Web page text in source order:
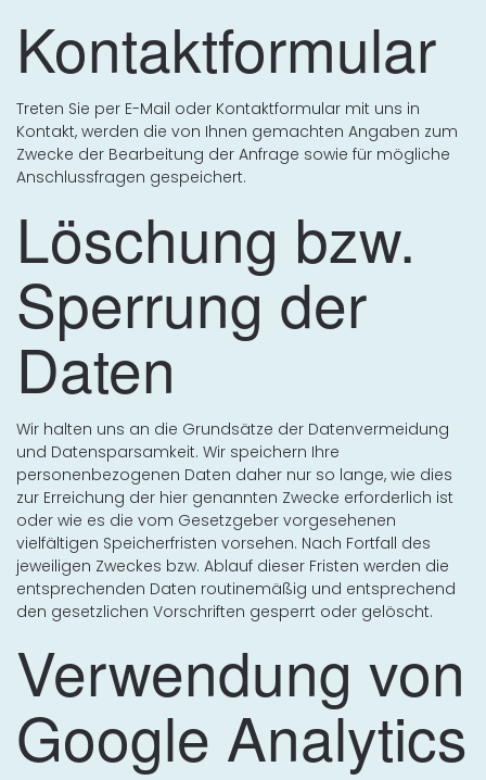
Kontaktformular
Treten Sie per E-Mail oder Kontaktformular mit uns in
Kontakt, werden die von Ihnen gemachten Angaben zum
Zwecke der Bearbeitung der Anfrage sowie für mögliche
Anschlussfragen gespeichert.
Löschung bzw.
Sperrung der
Daten
Wir halten uns an die Grundsätze der Datenvermeidung
und Datensparsamkeit. Wir speichern Ihre
personenbezogenen Daten daher nur so lange, wie dies
zur Erreichung der hier genannten Zwecke erforderlich ist
oder wie es die vom Gesetzgeber vorgesehenen
vielfältigen Speicherfristen vorsehen. Nach Fortfall des
jeweiligen Zweckes bzw. Ablauf dieser Fristen werden die
entsprechenden Daten routinemäßig und entsprechend
den gesetzlichen Vorschriften gesperrt oder gelöscht.
Verwendung von
Google Analytics